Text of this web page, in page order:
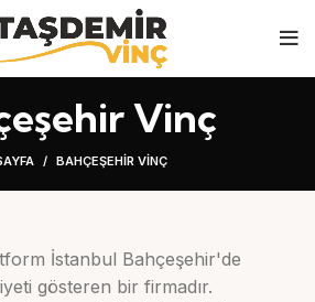
Vinç
BAHÇEŞEHIR VINÇ
İstanbul Bahçeşehir'de
gösteren bir firmadır.